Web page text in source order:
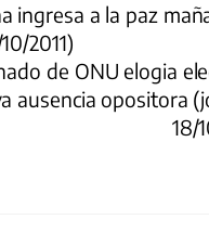
ingresa a la paz
2011)
de ONU elogia
ausencia opositora
18/